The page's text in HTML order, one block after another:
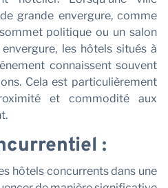
grande envergure, comme
politique ou un salon
les hôtels situés à
connaissent souvent
Cela est particulièrement
et commodité aux
:
hôtels concurrents dans une